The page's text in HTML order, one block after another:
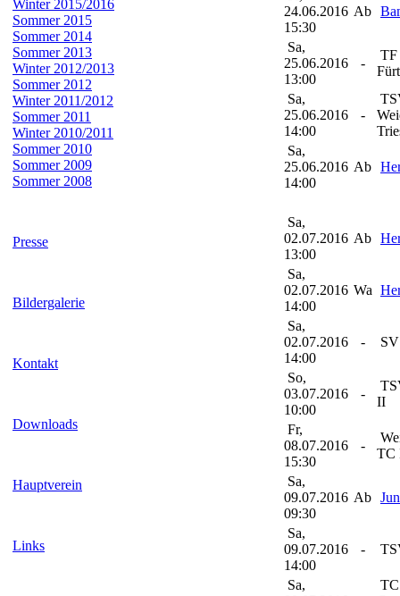
Winter 2015/2016
Sommer 2015
Sommer 2014
Sommer 2013
Winter 2012/2013
Sommer 2012
Winter 2011/2012
Sommer 2011
Winter 2010/2011
Sommer 2010
Sommer 2009
Sommer 2008
Presse
Bildergalerie
Kontakt
Downloads
Hauptverein
Links
24.06.2016
15:30
Ab
Sa,
25.06.2016
13:00
-
TF
Sa,
25.06.2016
14:00
-
Sa,
25.06.2016
14:00
Ab
Sa,
02.07.2016
13:00
Ab
Sa,
02.07.2016
14:00
Wa
Sa,
02.07.2016
14:00
-
So,
03.07.2016
10:00
-
II
Fr,
08.07.2016
15:30
-
TC
Sa,
09.07.2016
09:30
Ab
Sa,
09.07.2016
14:00
-
Sa,
TC